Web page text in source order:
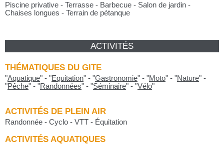
Piscine privative - Terrasse - Barbecue - Salon de jardin -
Chaises longues - Terrain de pétanque
ACTIVITÉS
THÉMATIQUES DU GITE
"Aquatique" - "Equitation" - "Gastronomie" - "Moto" - "Nature" -
"Pêche" - "Randonnées" - "Séminaire" - "Vélo"
ACTIVITÉS DE PLEIN AIR
Randonnée - Cyclo - VTT - Équitation
ACTIVITÉS AQUATIQUES